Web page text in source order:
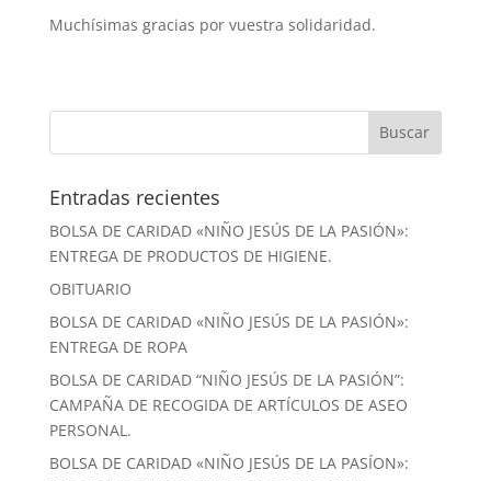
Muchísimas gracias por vuestra solidaridad.
Entradas recientes
BOLSA DE CARIDAD «NIÑO JESÚS DE LA PASIÓN»:
ENTREGA DE PRODUCTOS DE HIGIENE.
OBITUARIO
BOLSA DE CARIDAD «NIÑO JESÚS DE LA PASIÓN»:
ENTREGA DE ROPA
BOLSA DE CARIDAD “NIÑO JESÚS DE LA PASIÓN”:
CAMPAÑA DE RECOGIDA DE ARTÍCULOS DE ASEO
PERSONAL.
BOLSA DE CARIDAD «NIÑO JESÚS DE LA PASÍON»: